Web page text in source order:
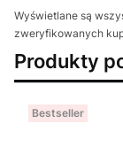
Wyświetlane są
zweryfikowanych
Produkty
Bestseller